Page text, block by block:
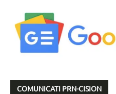
COMUNICATI PRN-CISION